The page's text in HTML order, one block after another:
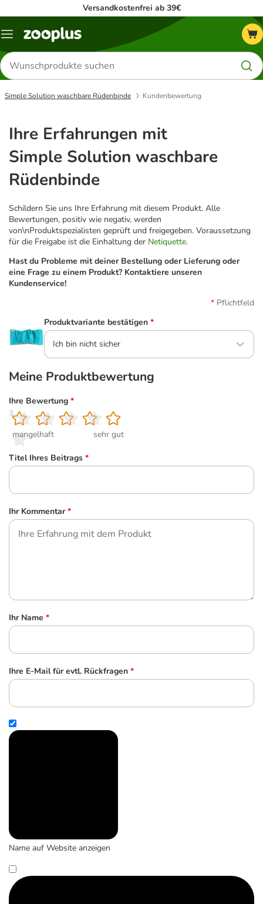
Versandkostenfrei ab 39€
Menü
Produkte
suchen
Simple Solution waschbare Rüdenbinde Kundenbewertung
Ihre Erfahrungen mit
Simple Solution waschbare
Rüdenbinde
Schildern Sie uns Ihre Erfahrung mit diesem Produkt. Alle
Bewertungen, positiv wie negativ, werden
von\nProduktspezialisten geprüft und freigegeben. Voraussetzung
für die Freigabe ist die Einhaltung der Netiquette.
Hast du Probleme mit deiner Bestellung oder Lieferung oder
eine Frage zu einem Produkt? Kontaktiere unseren
Kundenservice!
Pflichtfeld
Produktvariante bestätigen *
Ich bin nicht sicher
Meine Produktbewertung
Ihre Bewertung *
1
mangelhaft
2
3
4
5
sehr gut
Titel Ihres Beitrags *
Ihr Kommentar *
Ihr Name *
Ihre E-Mail für evtl. Rückfragen *
Name auf Website anzeigen